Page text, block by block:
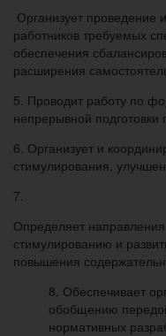
Организует проведение
работников требуемых
обеспечения
расширения
5. Проводит работу по
непрерывной подготовки
6. Организует и
стимулирования,
7.
Определяет
стимулированию и
повышения
8. Обеспечивает
обобщению
нормативных